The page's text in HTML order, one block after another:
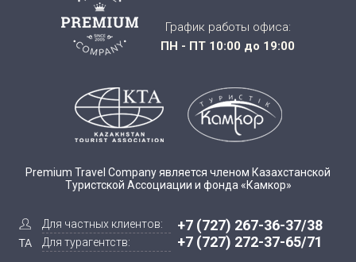
График работы офиса:
ПН - ПТ 10:00 до 19:00
Premium Travel Company является членом Казахстанской
Туристской Ассоциации и фонда «Камкор»
Для частных клиентов:
Для турагентств:
+7 (727) 267-36-37/38
+7 (727) 272-37-65/71